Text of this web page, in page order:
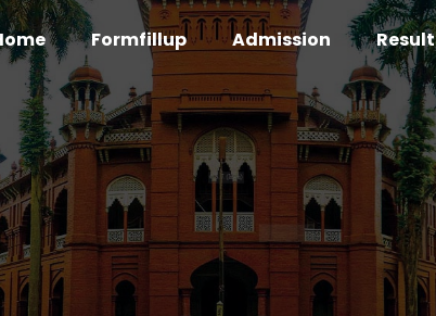
Formfillup Admission Result